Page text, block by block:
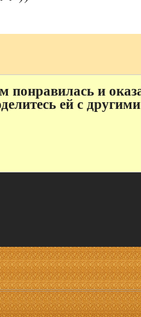
понравилась и
ей с